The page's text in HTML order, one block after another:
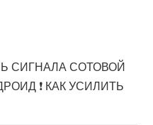
СИГНАЛА СОТОВОЙ
❗ КАК УСИЛИТЬ